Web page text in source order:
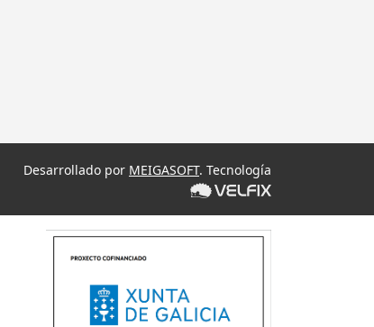
Desarrollado por MEIGASOFT. Tecnología